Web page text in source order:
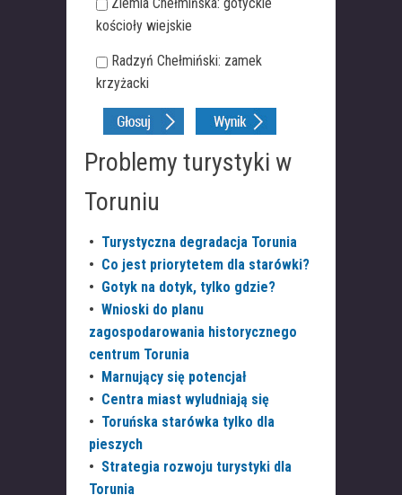
Ziemia Chełmińska: gotyckie
kościoły wiejskie
Radzyń Chełmiński: zamek
krzyżacki
Problemy turystyki w
Toruniu
• Turystyczna degradacja Torunia
• Co jest priorytetem dla starówki?
• Gotyk na dotyk, tylko gdzie?
• Wnioski do planu
zagospodarowania historycznego
centrum Torunia
•
Marnujący się potencjał
• Centra miast wyludniają się
• Toruńska starówka tylko dla
pieszych
• Strategia rozwoju turystyki dla
Torunia